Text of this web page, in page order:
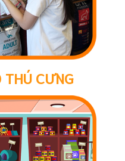
CƯNG